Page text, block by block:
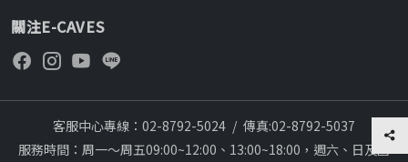
關注E-CAVES
客服中心專線：02-8792-5024 / 傳真:02-8792-5037
服務時間：周一～周五09:00~12:00、13:00~18:00，週六、日及國